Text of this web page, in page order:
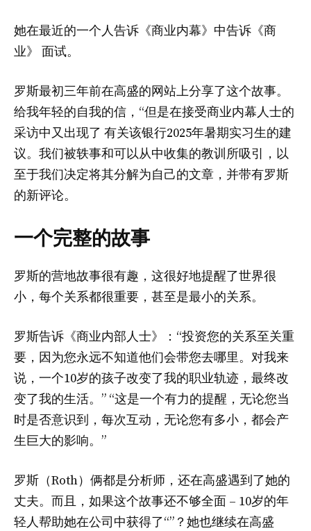
她在最近的一个人告诉《商业内幕》中告诉《商
业》
面试。
罗斯最初三年前在高盛的网站上分享了这个故事。
给我年轻的自我的信 ，“但是在接受商业内幕人士的
采访中又出现了 有关该银行2025年暑期实习生的建
议。我们被轶事和可以从中收集的教训所吸引，以
至于我们决定将其分解为自己的文章，并带有罗斯
的新评论。
一个完整的故事
罗斯的营地故事很有趣，这很好地提醒了世界很
小，每个关系都很重要，甚至是最小的关系。
罗斯告诉《商业内部人士》：“投资您的关系至关重
要，因为您永远不知道他们会带您去哪里。对我来
说，一个10岁的孩子改变了我的职业轨迹，最终改
变了我的生活。” “这是一个有力的提醒，无论您当
时是否意识到，每次互动，无论您有多小，都会产
生巨大的影响。”
罗斯（Roth）俩都是分析师，还在高盛遇到了她的
丈夫。而且，如果这个故事还不够全面 – 10岁的年
轻人帮助她在公司中获得了“”？她也继续在高盛